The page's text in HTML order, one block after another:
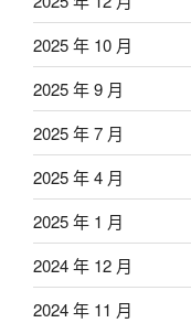
2025 年 10 月
2025 年 9 月
2025 年 7 月
2025 年 4 月
2025 年 1 月
2024 年 12 月
2024 年 11 月